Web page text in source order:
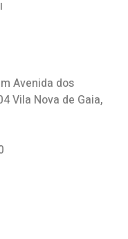
Avenida dos
Vila Nova de Gaia,